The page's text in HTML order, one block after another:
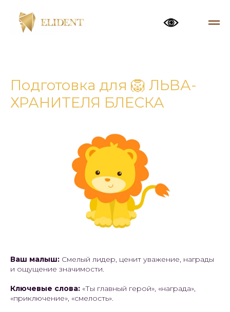
Подготовка для 🦁 ЛЬВА-
ХРАНИТЕЛЯ БЛЕСКА
Ваш малыш: Смелый лидер, ценит уважение, награды
и ощущение значимости.
Ключевые слова: «Ты главный герой», «награда»,
«приключение», «смелость».